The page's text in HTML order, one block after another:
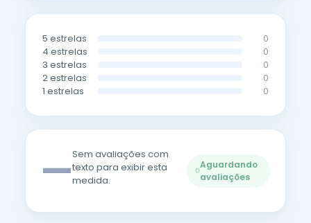
5 estrelas 0
4 estrelas 0
3 estrelas 0
2 estrelas 0
1 estrelas 0
—Sem avaliações com
texto para exibir esta
medida.
Aguardando
avaliações